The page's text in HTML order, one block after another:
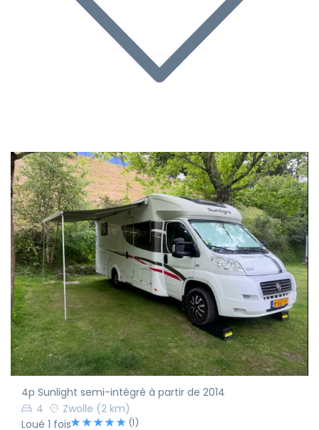
4p Sunlight semi-intégré à partir de 2014
4
Zwolle (2 km)
Loué 1 fois
(1)